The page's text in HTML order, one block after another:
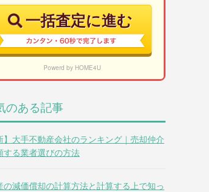
一括査定に進む
Powerd by HOME4U
のある記事
】大手不動産会社のランキング｜売却仲介
する業者選びの方法
の減価償却の計算方法と計算する上で知っ